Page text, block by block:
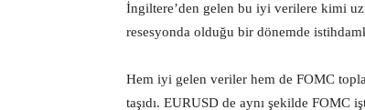
İngiltere’den gelen bu iyi verilere kimi
resesyonda olduğu bir dönemde
Hem iyi gelen veriler hem de FOMC
taşıdı. EURUSD de aynı şekilde FOMC